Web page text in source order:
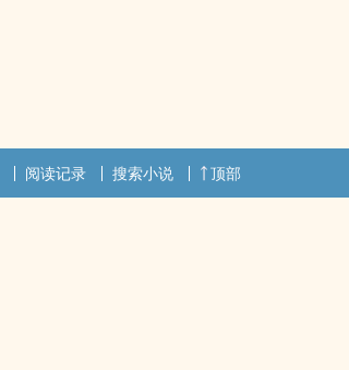
阅读记录 搜索小说 顶部